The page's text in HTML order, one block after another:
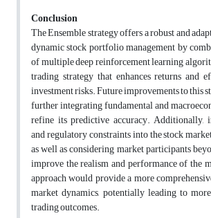
Conclusion
The Ensemble strategy offers a robust and
dynamic stock portfolio management by
of multiple deep reinforcement learning
trading strategy that enhances returns and
investment risks. Future improvements to this
further integrating fundamental and
refine its predictive accuracy. Additionally,
and regulatory constraints into the stock
as well as considering market participants
improve the realism and performance of the
approach would provide a more
market dynamics, potentially leading to
trading outcomes.